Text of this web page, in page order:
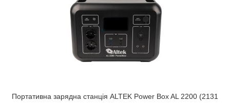
Портативна зарядна станція ALTEK Power Box AL 2200 (2131